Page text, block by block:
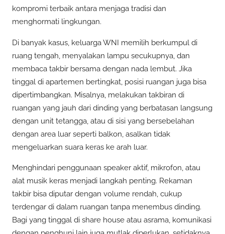
kompromi terbaik antara menjaga tradisi dan
menghormati lingkungan.
Di banyak kasus, keluarga WNI memilih berkumpul di
ruang tengah, menyalakan lampu secukupnya, dan
membaca takbir bersama dengan nada lembut. Jika
tinggal di apartemen bertingkat, posisi ruangan juga bisa
dipertimbangkan. Misalnya, melakukan takbiran di
ruangan yang jauh dari dinding yang berbatasan langsung
dengan unit tetangga, atau di sisi yang bersebelahan
dengan area luar seperti balkon, asalkan tidak
mengeluarkan suara keras ke arah luar.
Menghindari penggunaan speaker aktif, mikrofon, atau
alat musik keras menjadi langkah penting. Rekaman
takbir bisa diputar dengan volume rendah, cukup
terdengar di dalam ruangan tanpa menembus dinding.
Bagi yang tinggal di share house atau asrama, komunikasi